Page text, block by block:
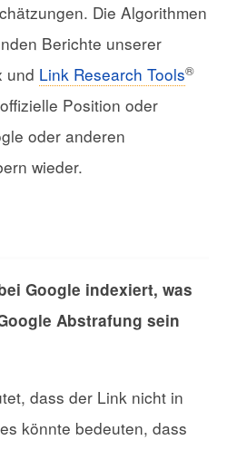
Die Algorithmen
Berichte unserer
und Link Research Tools®
Position oder
oder anderen
wieder.
Google indexiert, was
Abstrafung sein
dass der Link nicht in
könnte bedeuten, dass